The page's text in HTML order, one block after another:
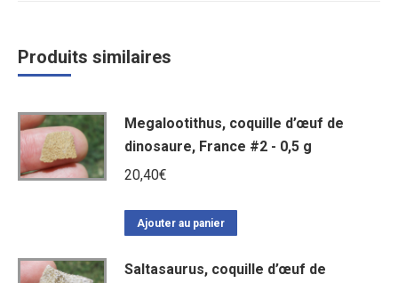
Produits similaires
Megalootithus, coquille d’œuf de
dinosaure, France #2 - 0,5 g
20,40€
Ajouter au panier
Saltasaurus, coquille d’œuf de